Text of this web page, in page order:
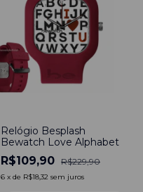
Relógio Besplash
Bewatch Love Alphabet
R$109,90 R$229,90
6 x de R$18,32 sem juros